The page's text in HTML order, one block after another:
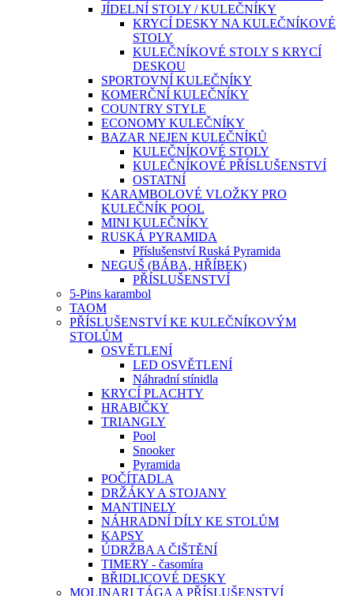
JÍDELNÍ STOLY / KULEČNÍKY
KRYCÍ DESKY NA KULEČNÍKOVÉ
STOLY
KULEČNÍKOVÉ STOLY S KRYCÍ
DESKOU
SPORTOVNÍ KULEČNÍKY
KOMERČNÍ KULEČNÍKY
COUNTRY STYLE
ECONOMY KULEČNÍKY
BAZAR NEJEN KULEČNÍKŮ
KULEČNÍKOVÉ STOLY
KULEČNÍKOVÉ PŘÍSLUŠENSTVÍ
OSTATNÍ
KARAMBOLOVÉ VLOŽKY PRO
KULEČNÍK POOL
MINI KULEČNÍKY
RUSKÁ PYRAMIDA
Příslušenství Ruská Pyramida
NEGUŠ (BÁBA, HŘÍBEK)
PŘÍSLUŠENSTVÍ
5-Pins karambol
TAOM
PŘÍSLUŠENSTVÍ KE KULEČNÍKOVÝM
STOLŮM
OSVĚTLENÍ
LED OSVĚTLENÍ
Náhradní stínidla
KRYCÍ PLACHTY
HRABIČKY
TRIANGLY
Pool
Snooker
Pyramida
POČÍTADLA
DRŽÁKY A STOJANY
MANTINELY
NÁHRADNÍ DÍLY KE STOLŮM
KAPSY
ÚDRŽBA A ČIŠTĚNÍ
TIMERY - časomíra
BŘIDLICOVÉ DESKY
MOLINARI TÁGA A PŘÍSLUŠENSTVÍ